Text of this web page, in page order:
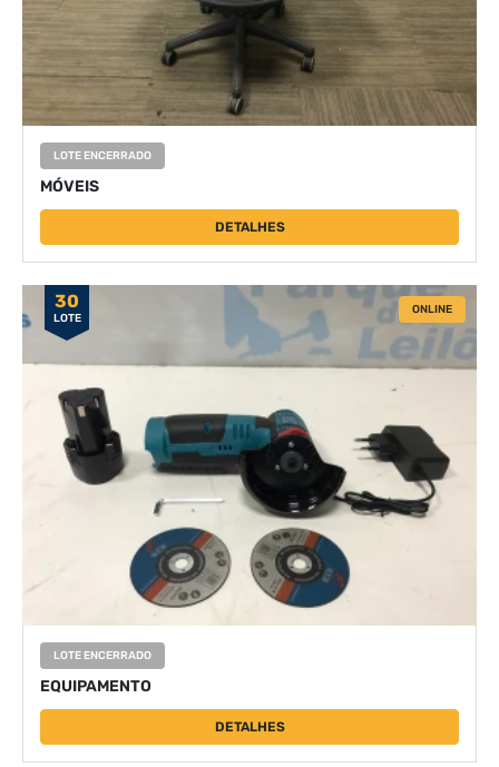
LOTE ENCERRADO
MÓVEIS
DETALHES
30
LOTE
ONLINE
LOTE ENCERRADO
EQUIPAMENTO
DETALHES